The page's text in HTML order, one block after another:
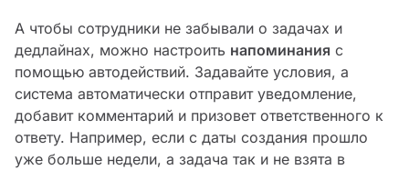
А чтобы сотрудники не забывали о задачах и
дедлайнах, можно настроить напоминания с
помощью автодействий. Задавайте условия, а
система автоматически отправит уведомление,
добавит комментарий и призовет ответственного к
ответу. Например, если с даты создания прошло
уже больше недели, а задача так и не взята в